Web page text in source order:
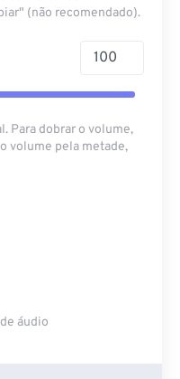
(não recomendado).
Para dobrar o volume,
volume pela metade,
áudio